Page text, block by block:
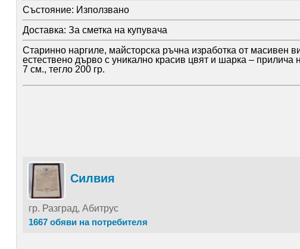
Състояние: Използвано
Доставка: За сметка на купувача
Старинно наргиле, майсторска ръчна изработка от масивен
естествено дърво с уникално красив цвят и шарка –
7 см., тегло 200 гр.
Силвия
гр. Разград, Абитрус
1667 обяви на потребителя